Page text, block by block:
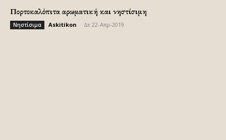
Πορτοκαλόπιτα αρωματική και νηστίσιμη
Νηστίσιμα Askitikon Δε 22-Απρ-2019